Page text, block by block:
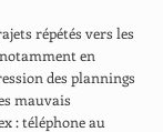
répétés vers les
en
des plannings
mauvais
: téléphone au